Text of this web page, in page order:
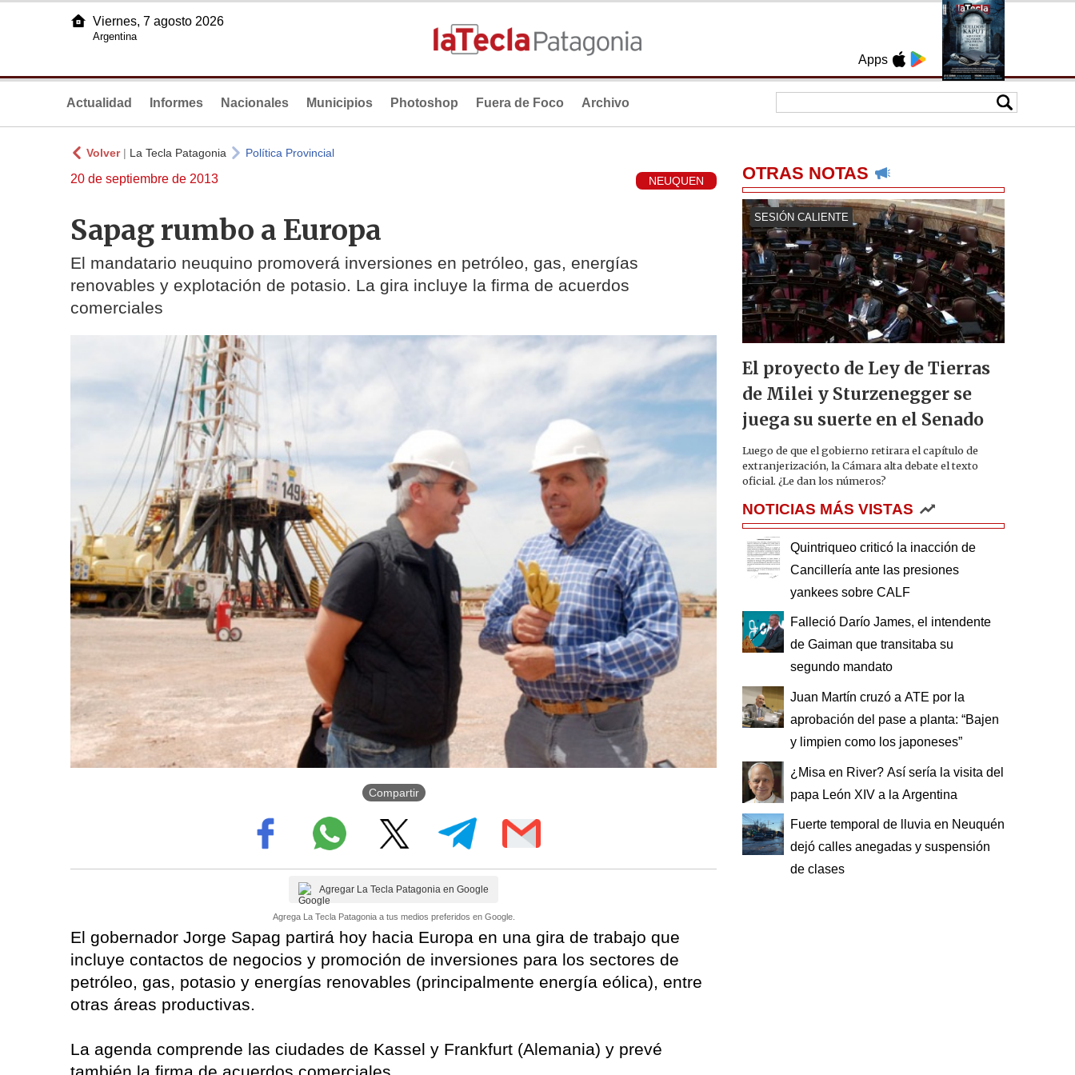
Apps
Viernes, 7 agosto 2026
Argentina
Actualidad Informes Nacionales Municipios Photoshop Fuera de Foco Archivo
Volver| La Tecla Patagonia Política Provincial
20 de septiembre de 2013 NEUQUEN
Sapag rumbo a Europa
El mandatario neuquino promoverá inversiones en petróleo, gas, energías
renovables y explotación de potasio. La gira incluye la firma de acuerdos
comerciales
Compartir
Agregar La Tecla Patagonia en Google
Agrega La Tecla Patagonia a tus medios preferidos en Google.
El gobernador Jorge Sapag partirá hoy hacia Europa en una gira de trabajo que
incluye contactos de negocios y promoción de inversiones para los sectores de
petróleo, gas, potasio y energías renovables (principalmente energía eólica), entre
otras áreas productivas.
La agenda comprende las ciudades de Kassel y Frankfurt (Alemania) y prevé
OTRAS NOTAS
SESIÓN CALIENTE
El proyecto de Ley de Tierras
de Milei y Sturzenegger se
juega su suerte en el Senado
Luego de que el gobierno retirara el capítulo de
extranjerización, la Cámara alta debate el texto
oficial. ¿Le dan los números?
NOTICIAS MÁS VISTAS
Quintriqueo criticó la inacción de
Cancillería ante las presiones
yankees sobre CALF
Falleció Darío James, el intendente
de Gaiman que transitaba su
segundo mandato
Juan Martín cruzó a ATE por la
aprobación del pase a planta: “Bajen
y limpien como los japoneses”
¿Misa en River? Así sería la visita del
papa León XIV a la Argentina
Fuerte temporal de lluvia en Neuquén
dejó calles anegadas y suspensión
de clases